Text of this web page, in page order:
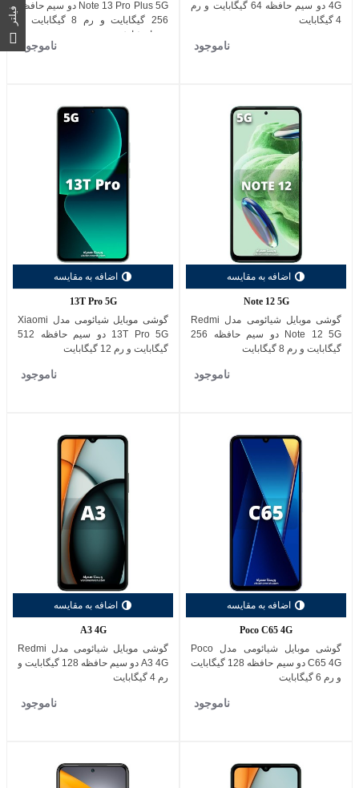
4G دو سیم حافظه 64 گیگابایت و رم
4 گیگابایت
ناموجود
Note 13 Pro Plus 5G دو سیم حافظه
256 گیگابایت و رم 8 گیگابایت به
همراه شارژر
ناموجود
اضافه به مقایسه
Note 12 5G
گوشی موبایل شیائومی مدل Redmi
Note 12 5G دو سیم حافظه 256
گیگابایت و رم 8 گیگابایت
ناموجود
اضافه به مقایسه
13T Pro 5G
گوشی موبایل شیائومی مدل Xiaomi
13T Pro 5G دو سیم حافظه 512
گیگابایت و رم 12 گیگابایت
ناموجود
اضافه به مقایسه
Poco C65 4G
گوشی موبایل شیائومی مدل Poco
C65 4G دو سیم حافظه 128 گیگابایت
و رم 6 گیگابایت
ناموجود
اضافه به مقایسه
A3 4G
گوشی موبایل شیائومی مدل Redmi
A3 4G دو سیم حافظه 128 گیگابایت و
رم 4 گیگابایت
ناموجود
فیلتر